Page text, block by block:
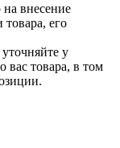
на внесение
его
у
вас товара, в том